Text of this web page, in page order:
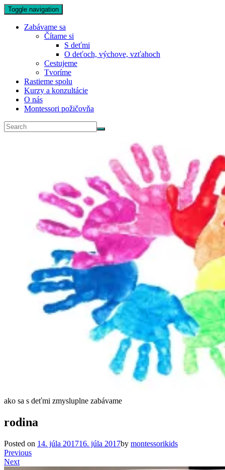
Toggle navigation
Zabávame sa
Čítame si
S deťmi
O deťoch, výchove, vzťahoch
Cestujeme
Tvoríme
Rastieme spolu
Kurzy a konzultácie
O nás
Montessori požičovňa
ako sa s deťmi zmysluplne zabávame
rodina
Posted on 14. júla 201716. júla 2017by montessorikids
Previous
Next